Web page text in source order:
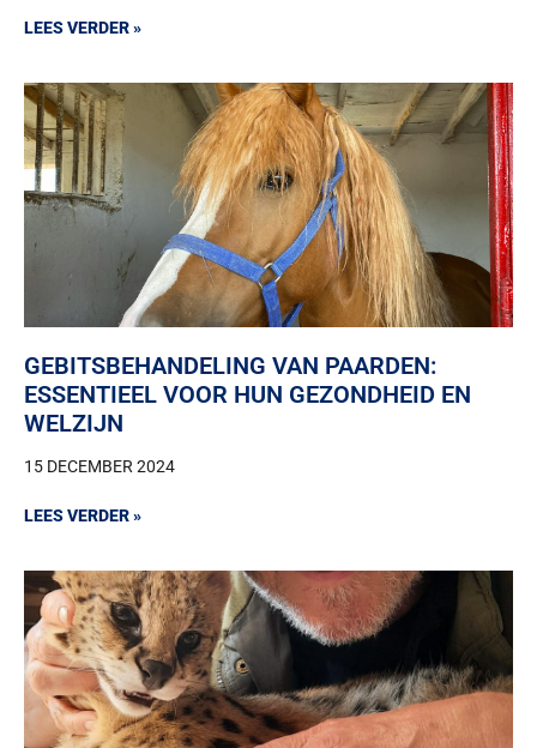
LEES VERDER »
GEBITSBEHANDELING VAN PAARDEN:
ESSENTIEEL VOOR HUN GEZONDHEID EN
WELZIJN
15 DECEMBER 2024
LEES VERDER »